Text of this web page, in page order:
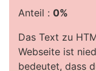
Anteil : 0%
Das Text zu
Webseite ist
bedeutet, dass